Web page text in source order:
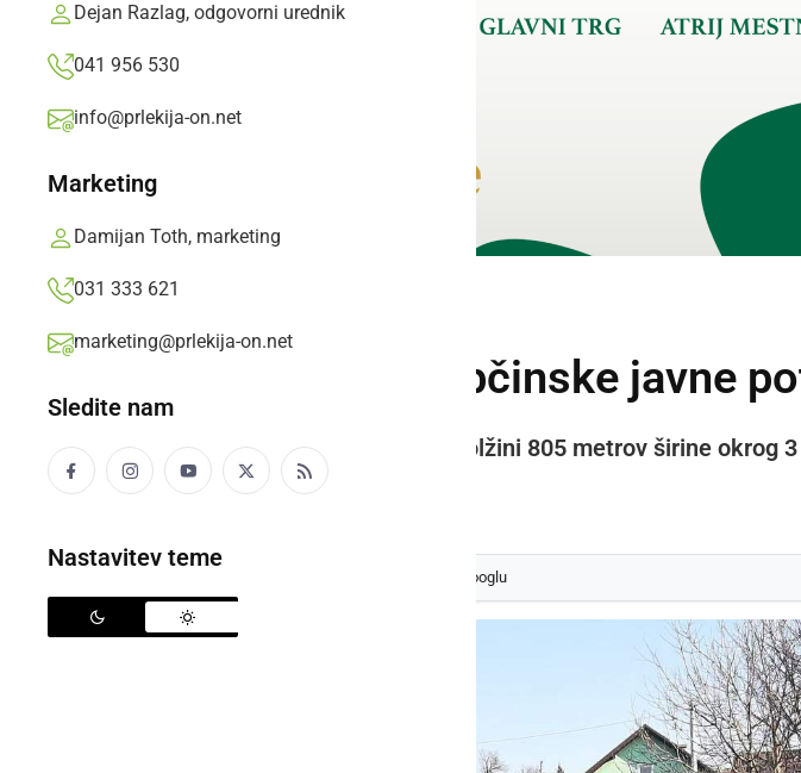
Dejan Razlag, odgovorni urednik
041 956 530
info@prlekija-on.net
Marketing
Damijan Toth, marketing
031 333 621
marketing@prlekija-on.net
Sledite nam
Nastavitev teme
Modernizacija občinske javne
Modernizirana bo javna pot v dolžini 805 metrov širine okrog
Branko Košti, sobota, 1. marec 2025 ob 09:49
kot svoj prednostni vir na Googlu